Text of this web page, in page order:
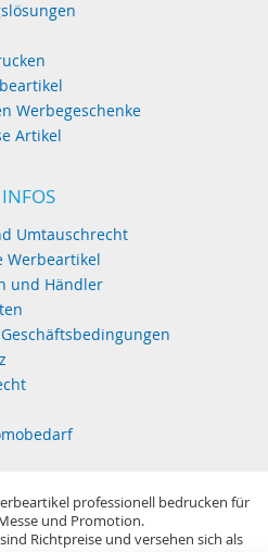
Werbegeschenke
Artikel
Umtauschrecht
Werbeartikel
und Händler
professionell bedrucken für
und Promotion.
Richtpreise und versehen sich als